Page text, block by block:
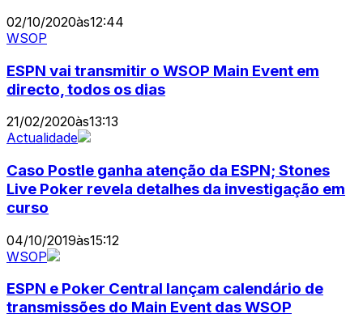
02/10/2020às12:44
WSOP
ESPN vai transmitir o WSOP Main Event em
directo, todos os dias
21/02/2020às13:13
Actualidade
Caso Postle ganha atenção da ESPN; Stones
Live Poker revela detalhes da investigação em
curso
04/10/2019às15:12
WSOP
ESPN e Poker Central lançam calendário de
transmissões do Main Event das WSOP